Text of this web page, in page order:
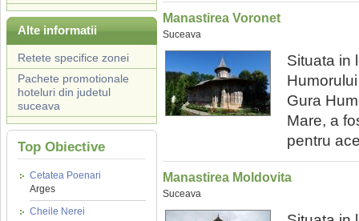
Alte informatii
Retete specifice zonei
Pachete promotionale
hoteluri din judetul
suceava
Top Obiective
Cetatea Poenari
Arges
Cheile Nerei
Manastirea Voronet
Suceava
Situata in
Gura
Mare, a
pentru
Manastirea Moldovita
Suceava